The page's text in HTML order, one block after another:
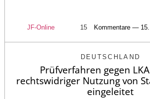
JF-Online 15 Kommentare —
DEUTSCHLAND
Prüfverfahren gegen
rechtswidriger Nutzung von
eingeleitet